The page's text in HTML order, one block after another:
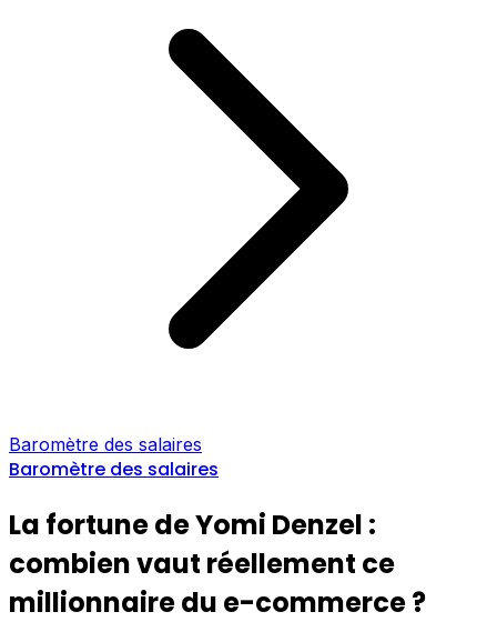
Baromètre des salaires
Baromètre des salaires
La fortune de Yomi Denzel :
combien vaut réellement ce
millionnaire du e-commerce ?